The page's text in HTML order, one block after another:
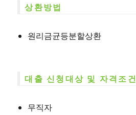
상환방법
원리금균등분할상환
대출 신청대상 및 자격조건
무직자